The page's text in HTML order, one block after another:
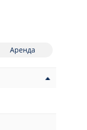
Аренда